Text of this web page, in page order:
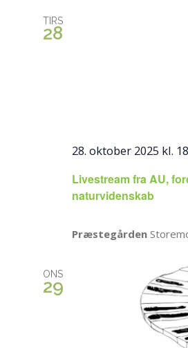
TIRS
28
Livestream fra AU,
naturvidenskab
28. oktober 2025 kl.
Præstegården
ONS
29